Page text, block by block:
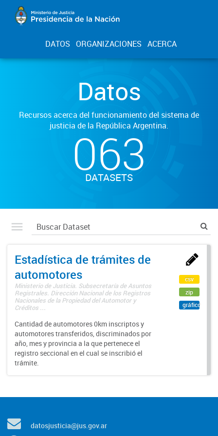
DATOS ORGANIZACIONES ACERCA
Datos
Recursos acerca del funcionamiento del sistema de
justicia de la República Argentina.
063
DATASETS
Estadística de trámites de
automotores
Ministerio de Justicia. Subsecretaría de Asuntos
Registrales. Dirección Nacional de los Registros
Nacionales de la Propiedad del Automotor y
Créditos ...
Cantidad de automotores 0km inscriptos y
automotores transferidos, discriminados por
año, mes y provincia a la que pertenece el
registro seccional en el cual se inscribió el
trámite.
csv
zip
gráfico
datosjusticia@jus.gov.ar